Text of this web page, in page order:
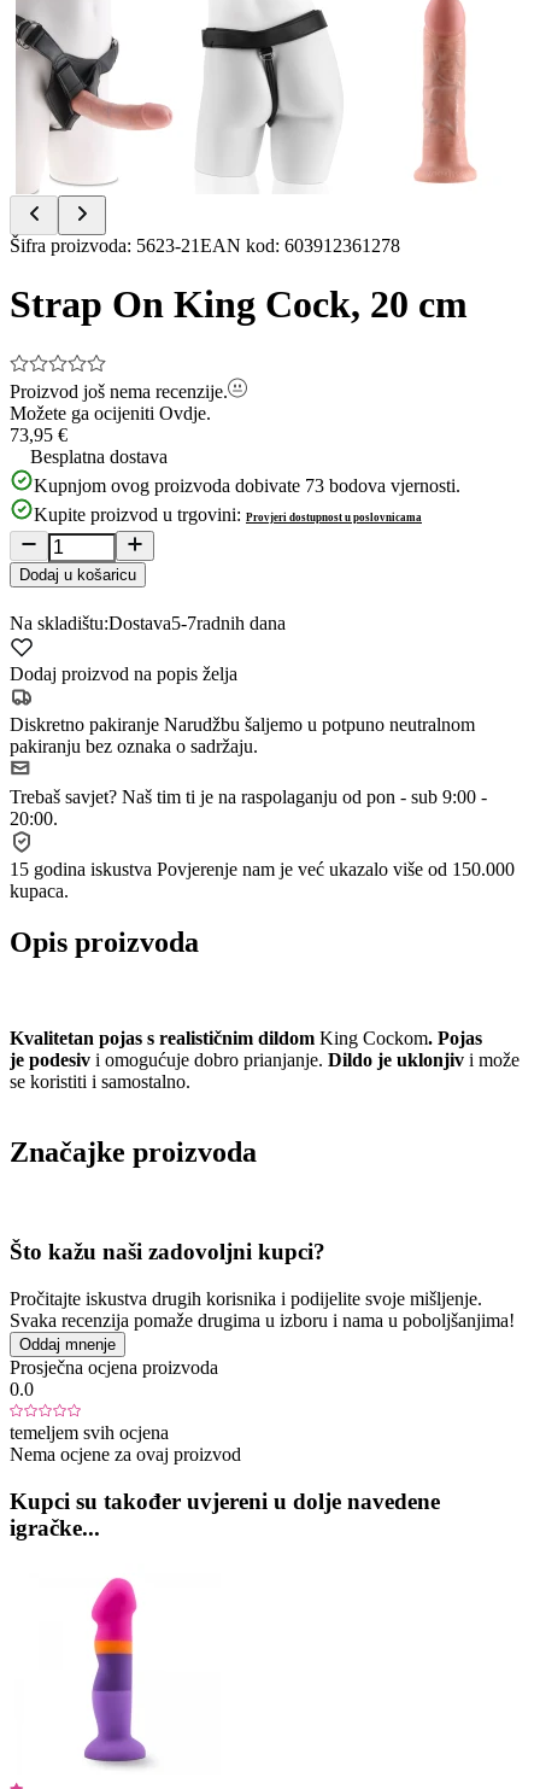
Item
of
8
Šifra proizvoda: 5623-21EAN kod: 603912361278
Strap On King Cock, 20 cm
Proizvod još nema recenzije.
Možete ga ocijeniti Ovdje.
73,95 €
Besplatna dostava
Kupnjom ovog proizvoda dobivate 73 bodova vjernosti.
Kupite proizvod u trgovini: Provjeri dostupnost u poslovnicama
Dodaj u košaricu
Na skladištu:Dostava5-7radnih dana
Dodaj proizvod na popis želja
Diskretno pakiranje Narudžbu šaljemo u potpuno neutralnom
pakiranju bez oznaka o sadržaju.
Trebaš savjet? Naš tim ti je na raspolaganju od pon - sub 9:00 -
20:00.
15 godina iskustva Povjerenje nam je već ukazalo više od 150.000
kupaca.
Opis proizvoda
Kvalitetan pojas s realističnim dildom King Cockom. Pojas
je podesiv i omogućuje dobro prianjanje. Dildo je uklonjiv i može
se koristiti i samostalno.
Značajke proizvoda
Što kažu naši zadovoljni kupci?
Pročitajte iskustva drugih korisnika i podijelite svoje mišljenje.
Svaka recenzija pomaže drugima u izboru i nama u poboljšanjima!
Oddaj mnenje
Prosječna ocjena proizvoda
0.0
temeljem svih ocjena
Nema ocjene za ovaj proizvod
Kupci su također uvjereni u dolje navedene
igračke...